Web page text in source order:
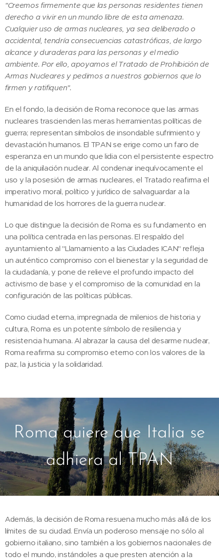
"Creemos firmemente que las personas residentes tienen
derecho a vivir en un mundo libre de esta amenaza.
Cualquier uso de armas nucleares, ya sea deliberado o
accidental, tendría consecuencias catastróficas, de largo
alcance y duraderas para las personas y el medio
ambiente. Por ello, apoyamos el Tratado de Prohibición de
Armas Nucleares y pedimos a nuestros gobiernos que lo
firmen y ratifiquen".
En el fondo, la decisión de Roma reconoce que las armas
nucleares trascienden las meras herramientas políticas de
guerra; representan símbolos de insondable sufrimiento y
devastación humanos. El TPAN se erige como un faro de
esperanza en un mundo que lidia con el persistente espectro
de la aniquilación nuclear. Al condenar inequívocamente el
uso y la posesión de armas nucleares, el Tratado reafirma el
imperativo moral, político y jurídico de salvaguardar a la
humanidad de los horrores de la guerra nuclear.
Lo que distingue la decisión de Roma es su fundamento en
una política centrada en las personas. El respaldo del
ayuntamiento al "Llamamiento a las Ciudades ICAN" refleja
un auténtico compromiso con el bienestar y la seguridad de
la ciudadanía, y pone de relieve el profundo impacto del
activismo de base y el compromiso de la comunidad en la
configuración de las políticas públicas.
Como ciudad eterna, impregnada de milenios de historia y
cultura, Roma es un potente símbolo de resiliencia y
resistencia humana. Al abrazar la causa del desarme nuclear,
Roma reafirma su compromiso eterno con los valores de la
paz, la justicia y la solidaridad.
Roma quiere que Italia se
adhiera al TPAN
Además, la decisión de Roma resuena mucho más allá de los
límites de su ciudad. Envía un poderoso mensaje no sólo al
gobierno italiano, sino también a los gobiernos nacionales de
todo el mundo, instándoles a que presten atención a la